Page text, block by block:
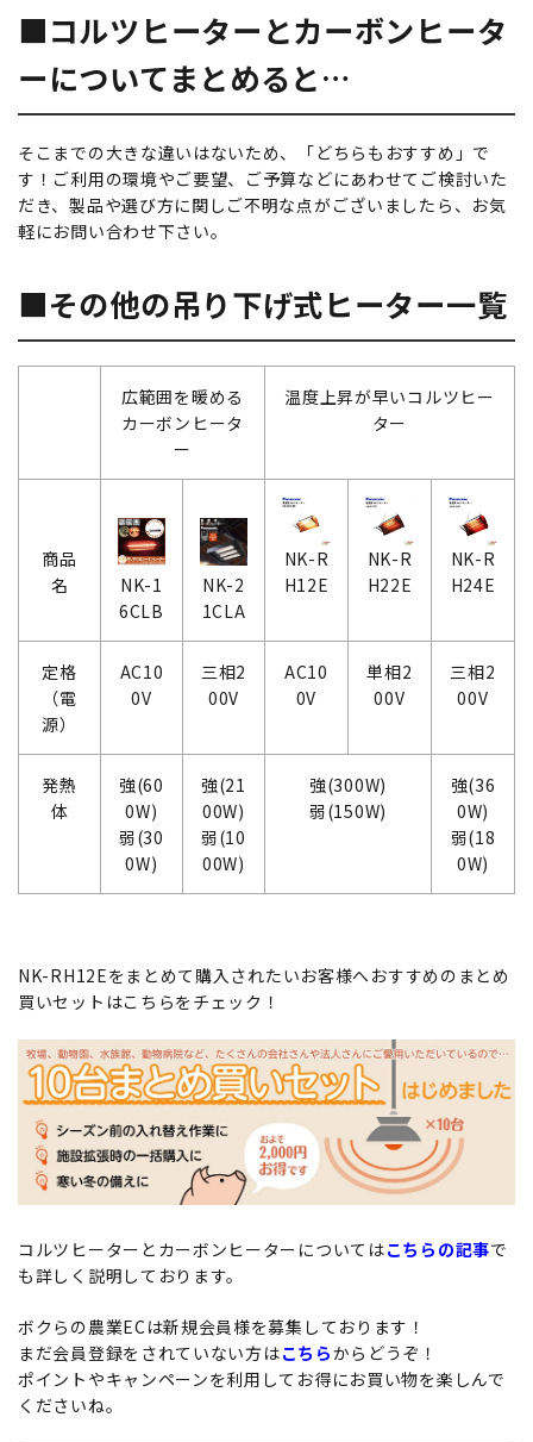
■コルツヒーターとカーボンヒータ
ーについてまとめると…
そこまでの大きな違いはないため、「どちらもおすすめ」で
す！ご利用の環境やご要望、ご予算などにあわせてご検討いた
だき、製品や選び方に関しご不明な点がございましたら、お気
軽にお問い合わせ下さい。
■その他の吊り下げ式ヒーター一覧
広範囲を暖める
カーボンヒータ
ー
温度上昇が早いコルツヒー
ター
商品
名
NK-1
6CLB
NK-2
1CLA
NK-R
H12E
NK-R
H22E
NK-R
H24E
定格
（電
源）
AC10
0V
三相2
00V
AC10
0V
単相2
00V
三相2
00V
発熱
体
強(60
0W)
弱(30
0W)
強(21
00W)
弱(10
00W)
強(300W)
弱(150W)
強(36
0W)
弱(18
0W)
NK-RH12Eをまとめて購入されたいお客様へおすすめのまとめ
買いセットはこちらをチェック！
コルツヒーターとカーボンヒーターについてはこちらの記事で
も詳しく説明しております。
ボクらの農業ECは新規会員様を募集しております！
まだ会員登録をされていない方はこちらからどうぞ！
ポイントやキャンペーンを利用してお得にお買い物を楽しんで
くださいね。